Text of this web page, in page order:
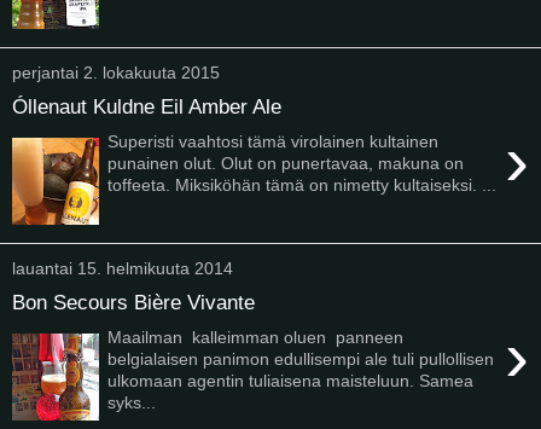
perjantai 2. lokakuuta 2015
Óllenaut Kuldne Eil Amber Ale
›
Superisti vaahtosi tämä virolainen kultainen
punainen olut. Olut on punertavaa, makuna on
toffeeta. Miksiköhän tämä on nimetty kultaiseksi. ...
lauantai 15. helmikuuta 2014
Bon Secours Bière Vivante
›
Maailman kalleimman oluen panneen
belgialaisen panimon edullisempi ale tuli pullollisen
ulkomaan agentin tuliaisena maisteluun. Samea
syks...